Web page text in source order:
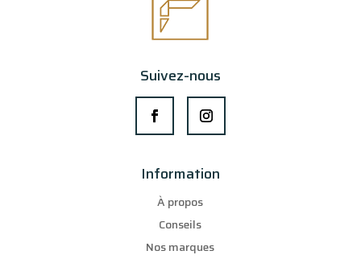
Suivez-nous
Information
À propos
Conseils
Nos marques